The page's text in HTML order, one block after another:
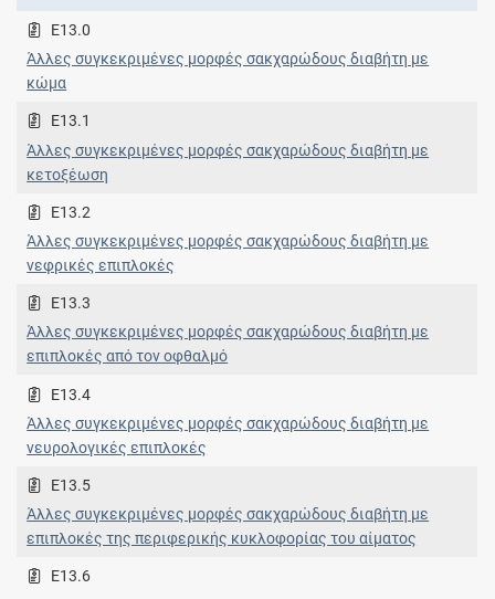
E13.0
Άλλες συγκεκριμένες μορφές σακχαρώδους διαβήτη με
κώμα
E13.1
Άλλες συγκεκριμένες μορφές σακχαρώδους διαβήτη με
κετοξέωση
E13.2
Άλλες συγκεκριμένες μορφές σακχαρώδους διαβήτη με
νεφρικές επιπλοκές
E13.3
Άλλες συγκεκριμένες μορφές σακχαρώδους διαβήτη με
επιπλοκές από τον οφθαλμό
E13.4
Άλλες συγκεκριμένες μορφές σακχαρώδους διαβήτη με
νευρολογικές επιπλοκές
E13.5
Άλλες συγκεκριμένες μορφές σακχαρώδους διαβήτη με
επιπλοκές της περιφερικής κυκλοφορίας του αίματος
E13.6